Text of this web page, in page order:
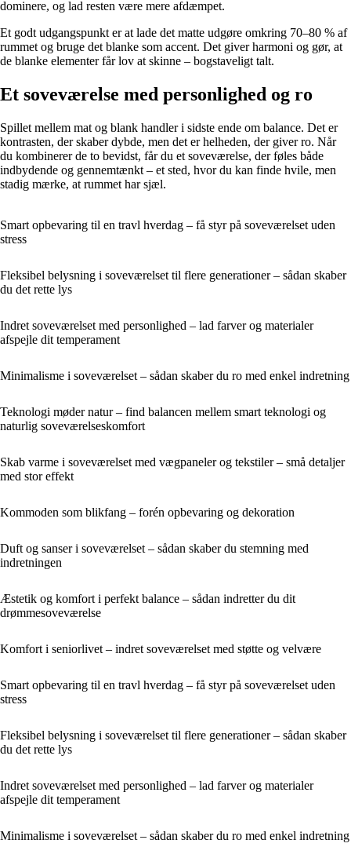
dominere, og lad resten være mere afdæmpet.
Et godt udgangspunkt er at lade det matte udgøre omkring 70–80 % af
rummet og bruge det blanke som accent. Det giver harmoni og gør, at
de blanke elementer får lov at skinne – bogstaveligt talt.
Et soveværelse med personlighed og ro
Spillet mellem mat og blank handler i sidste ende om balance. Det er
kontrasten, der skaber dybde, men det er helheden, der giver ro. Når
du kombinerer de to bevidst, får du et soveværelse, der føles både
indbydende og gennemtænkt – et sted, hvor du kan finde hvile, men
stadig mærke, at rummet har sjæl.
Smart opbevaring til en travl hverdag – få styr på soveværelset uden
stress
Fleksibel belysning i soveværelset til flere generationer – sådan skaber
du det rette lys
Indret soveværelset med personlighed – lad farver og materialer
afspejle dit temperament
Minimalisme i soveværelset – sådan skaber du ro med enkel indretning
Teknologi møder natur – find balancen mellem smart teknologi og
naturlig soveværelseskomfort
Skab varme i soveværelset med vægpaneler og tekstiler – små detaljer
med stor effekt
Kommoden som blikfang – forén opbevaring og dekoration
Duft og sanser i soveværelset – sådan skaber du stemning med
indretningen
Æstetik og komfort i perfekt balance – sådan indretter du dit
drømmesoveværelse
Komfort i seniorlivet – indret soveværelset med støtte og velvære
Smart opbevaring til en travl hverdag – få styr på soveværelset uden
stress
Fleksibel belysning i soveværelset til flere generationer – sådan skaber
du det rette lys
Indret soveværelset med personlighed – lad farver og materialer
afspejle dit temperament
Minimalisme i soveværelset – sådan skaber du ro med enkel indretning